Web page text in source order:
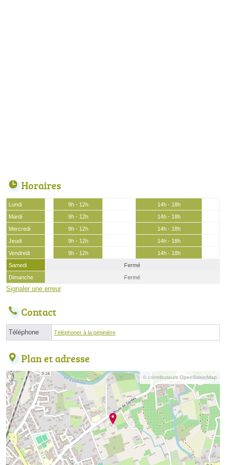
Horaires
Lundi 9h - 12h
14h - 18h
Mardi
9h - 12h
14h - 18h
Mercredi
9h - 12h
14h - 18h
Jeudi
9h - 12h
14h - 18h
Vendredi
9h - 12h
14h - 18h
Samedi
Fermé
Dimanche
Fermé
Signaler une erreur
Contact
Téléphone Téléphoner à la pépinière
Plan et adresse
© contributeurs OpenStreetMap